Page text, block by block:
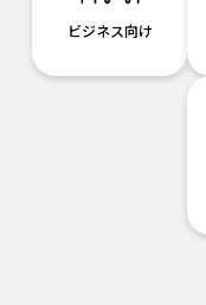
ビジネス向け